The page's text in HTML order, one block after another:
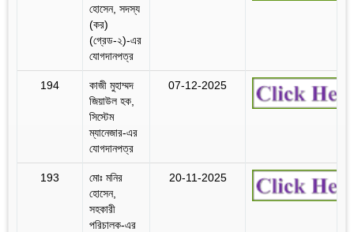
হোসেন, সদস্য
(কর)
(গ্রেড-২)-এর
যোগদানপত্র
194
কাজী মুহাম্মদ
জিয়াউল হক,
সিস্টেম
ম্যানেজার-এর
যোগদানপত্র
07-12-2025
193
মোঃ মনির
হোসেন,
সহকারী
পরিচালক-এর
20-11-2025